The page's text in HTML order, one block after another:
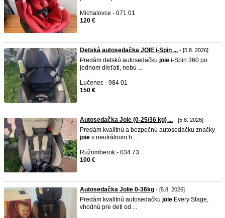
Michalovce - 071 01
120 €
Detská autosedačka JOIE i-Spin ... - [5.8. 2026]
Predám detskú autosedačku joie i-Spin 360 po
jednom dieťati, nebú ...
Lučenec - 984 01
150 €
Autosedačka Joie (0-25/36 kg) ... - [5.8. 2026]
Predám kvalitnú a bezpečnú autosedačku značky
joie v neutrálnom h ...
Ružomberok - 034 73
100 €
Autosedačka Jolie 0-36kg - [5.8. 2026]
Predám kvalitnú autosedačku joie Every Stage,
vhodnú pre deti od ...